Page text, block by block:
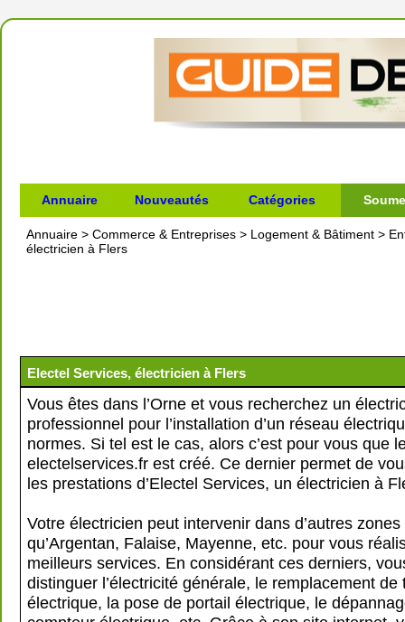
Annuaire Nouveautés Catégories
Annuaire > Commerce & Entreprises > Logement & Bâtiment >
électricien à Flers
Electel Services, électricien à Flers
Vous êtes dans l’Orne et vous recherchez un
professionnel pour l’installation d’un réseau
normes. Si tel est le cas, alors c’est pour vous que
electelservices.fr est créé. Ce dernier permet de
les prestations d’Electel Services, un électricien à
Votre électricien peut intervenir dans d’autres
qu’Argentan, Falaise, Mayenne, etc. pour vous
meilleurs services. En considérant ces derniers,
distinguer l’électricité générale, le remplacement de
électrique, la pose de portail électrique, le